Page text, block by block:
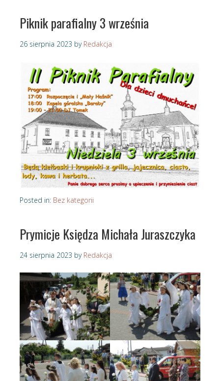
Piknik parafialny 3 września
26 sierpnia 2023 by Redakcja
Posted in: Bez kategorii
Prymicje Księdza Michała Juraszczyka
24 sierpnia 2023 by Redakcja